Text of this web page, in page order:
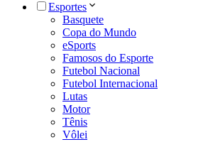
Esportes
Basquete
Copa do Mundo
eSports
Famosos do Esporte
Futebol Nacional
Futebol Internacional
Lutas
Motor
Tênis
Vôlei